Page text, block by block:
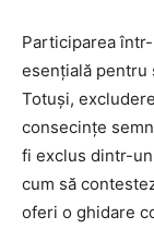
Participarea
esențială pentru
Totuși,
consecințe
fi exclus dintr-
cum să
oferi o ghidare